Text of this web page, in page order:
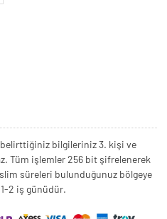
bilgileriniz 3. kişi ve
Tüm işlemler 256 bit şifrelenerek
süreleri bulunduğunuz bölgeye
1-2 iş günüdür.